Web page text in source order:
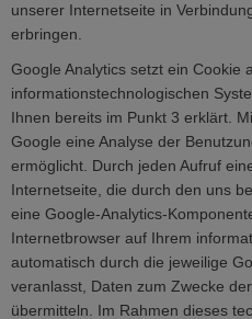
unserer Internetseite in
erbringen.
Google Analytics setzt ein Cookie
informationstechnologischen
Ihnen bereits im Punkt 3 erklärt.
Google eine Analyse der
ermöglicht. Durch jeden Aufruf
Internetseite, die durch den uns
eine Google-Analytics-
Internetbrowser auf Ihrem
automatisch durch die jeweilige
veranlasst, Daten zum Zwecke
übermitteln. Im Rahmen dieses